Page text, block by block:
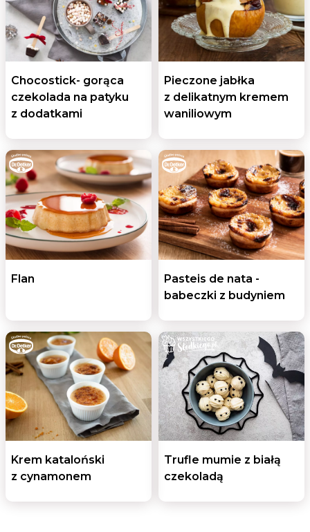
Chocostick- gorąca
czekolada na patyku
z dodatkami
Pieczone jabłka
z delikatnym kremem
waniliowym
Flan
Pasteis de nata -
babeczki z budyniem
Krem kataloński
z cynamonem
Trufle mumie z białą
czekoladą